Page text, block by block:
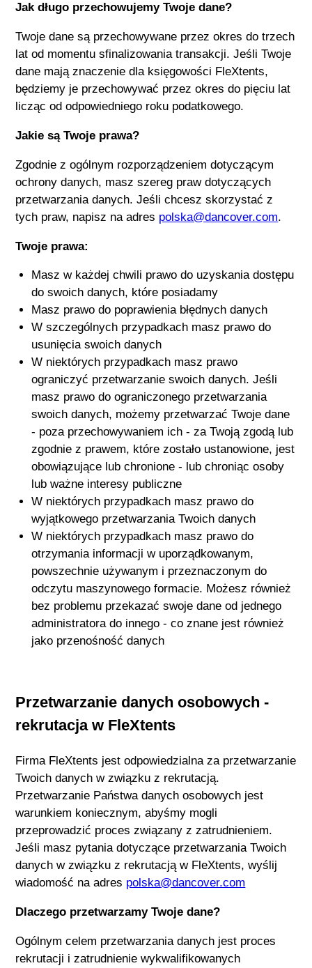
Jak długo przechowujemy Twoje dane?
Twoje dane są przechowywane przez okres do trzech
lat od momentu sfinalizowania transakcji. Jeśli Twoje
dane mają znaczenie dla księgowości FleXtents,
będziemy je przechowywać przez okres do pięciu lat
licząc od odpowiedniego roku podatkowego.
Jakie są Twoje prawa?
Zgodnie z ogólnym rozporządzeniem dotyczącym
ochrony danych, masz szereg praw dotyczących
przetwarzania danych. Jeśli chcesz skorzystać z
tych praw, napisz na adres polska@dancover.com.
Twoje prawa:
Masz w każdej chwili prawo do uzyskania dostępu
do swoich danych, które posiadamy
Masz prawo do poprawienia błędnych danych
W szczególnych przypadkach masz prawo do
usunięcia swoich danych
W niektórych przypadkach masz prawo
ograniczyć przetwarzanie swoich danych. Jeśli
masz prawo do ograniczonego przetwarzania
swoich danych, możemy przetwarzać Twoje dane
- poza przechowywaniem ich - za Twoją zgodą lub
zgodnie z prawem, które zostało ustanowione, jest
obowiązujące lub chronione - lub chroniąc osoby
lub ważne interesy publiczne
W niektórych przypadkach masz prawo do
wyjątkowego przetwarzania Twoich danych
W niektórych przypadkach masz prawo do
otrzymania informacji w uporządkowanym,
powszechnie używanym i przeznaczonym do
odczytu maszynowego formacie. Możesz również
bez problemu przekazać swoje dane od jednego
administratora do innego - co znane jest również
jako przenośność danych
Przetwarzanie danych osobowych -
rekrutacja w FleXtents
Firma FleXtents jest odpowiedzialna za przetwarzanie
Twoich danych w związku z rekrutacją.
Przetwarzanie Państwa danych osobowych jest
warunkiem koniecznym, abyśmy mogli
przeprowadzić proces związany z zatrudnieniem.
Jeśli masz pytania dotyczące przetwarzania Twoich
danych w związku z rekrutacją w FleXtents, wyślij
wiadomość na adres polska@dancover.com
Dlaczego przetwarzamy Twoje dane?
Ogólnym celem przetwarzania danych jest proces
rekrutacji i zatrudnienie wykwalifikowanych